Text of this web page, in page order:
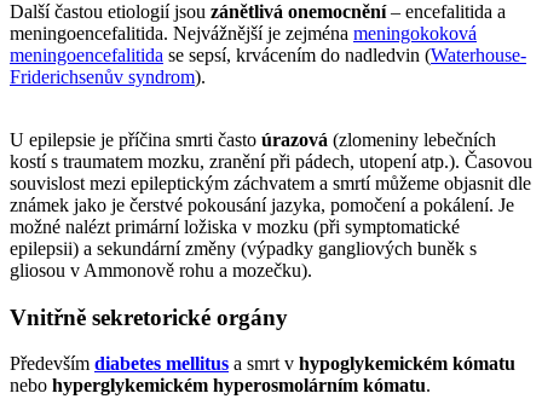
Další častou etiologií jsou zánětlivá onemocnění– encefalitida a
meningoencefalitida. Nejvážnější je zejména meningokoková
meningoencefalitida se sepsí, krvácením do nadledvin (Waterhouse-
Friderichsenův syndrom).
U epilepsie je příčina smrti často úrazová (zlomeniny lebečních
kostí s traumatem mozku, zranění při pádech, utopení atp.). Časovou
souvislost mezi epileptickým záchvatem a smrtí můžeme objasnit dle
známek jako je čerstvé pokousání jazyka, pomočení a pokálení. Je
možné nalézt primární ložiska v mozku (při symptomatické
epilepsii) a sekundární změny (výpadky gangliových buněk s
gliosou v Ammonově rohu a mozečku).
Vnitřně sekretorické orgány
Především diabetes mellitus a smrt v hypoglykemickém kómatu
nebo hyperglykemickém hyperosmolárním kómatu.